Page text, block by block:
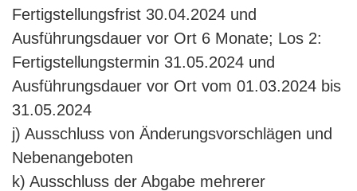
Fertigstellungsfrist 30.04.2024 und
Ausführungsdauer vor Ort 6 Monate; Los 2:
Fertigstellungstermin 31.05.2024 und
Ausführungsdauer vor Ort vom 01.03.2024 bis
31.05.2024
j) Ausschluss von Änderungsvorschlägen und
Nebenangeboten
k) Ausschluss der Abgabe mehrerer